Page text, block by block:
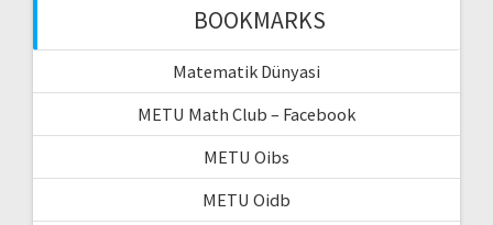
BOOKMARKS
Matematik Dünyasi
METU Math Club – Facebook
METU Oibs
METU Oidb